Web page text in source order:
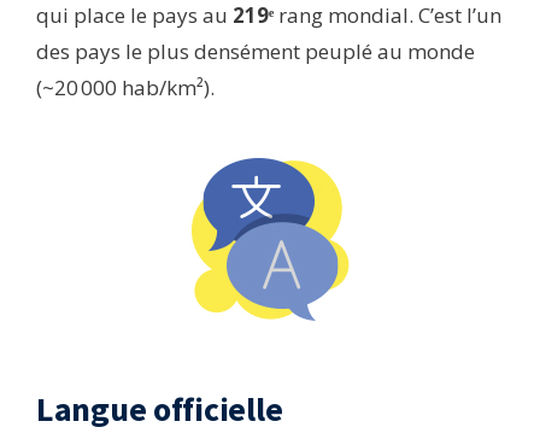
qui place le pays au 219ᵉ rang mondial. C’est l’un
des pays le plus densément peuplé au monde
(~20 000 hab/km²).
Langue officielle​